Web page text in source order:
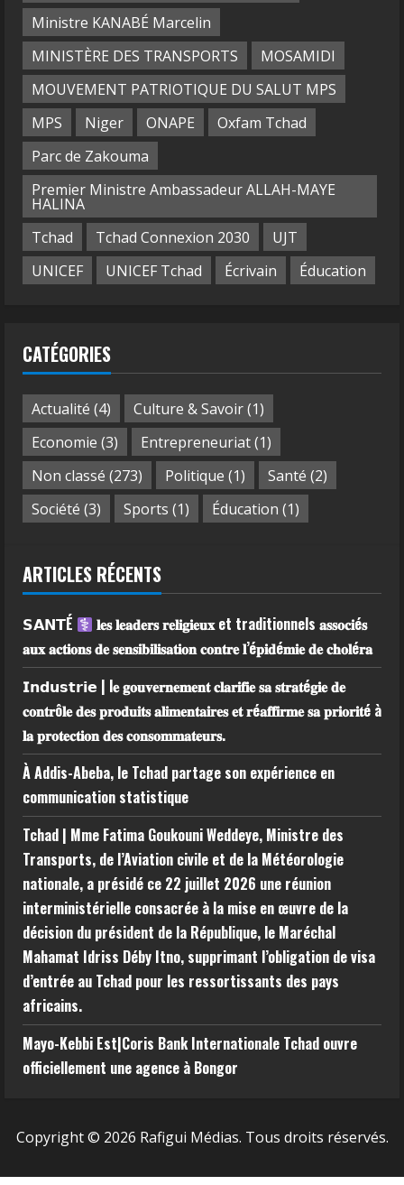
Ministre KANABÉ Marcelin
MINISTÈRE DES TRANSPORTS
MOSAMIDI
MOUVEMENT PATRIOTIQUE DU SALUT MPS
MPS
Niger ONAPE
Oxfam Tchad
Parc de Zakouma
Premier Ministre Ambassadeur ALLAH-MAYE
HALINA
Tchad
Tchad Connexion 2030
UJT
UNICEF
UNICEF Tchad Écrivain Éducation
CATÉGORIES
Actualité (4) Culture & Savoir(1)
Economie (3) Entrepreneuriat(1)
Non classé (273) Politique (1) Santé (2)
Société (3) Sports (1) Éducation (1)
ARTICLES RÉCENTS
𝗦𝗔𝗡𝗧É
𝐥𝐞𝐬 𝐥𝐞𝐚𝐝𝐞𝐫𝐬 𝐫𝐞𝐥𝐢𝐠𝐢𝐞𝐮𝐱 et traditionnels 𝐚𝐬𝐬𝐨𝐜𝐢é𝐬
𝐚𝐮𝐱 𝐚𝐜𝐭𝐢𝐨𝐧𝐬 𝐝𝐞 𝐬𝐞𝐧𝐬𝐢𝐛𝐢𝐥𝐢𝐬𝐚𝐭𝐢𝐨𝐧 𝐜𝐨𝐧𝐭𝐫𝐞 𝐥’é𝐩𝐢𝐝é𝐦𝐢𝐞 𝐝𝐞 𝐜𝐡𝐨𝐥é𝐫𝐚
𝗜𝗻𝗱𝘂𝘀𝘁𝗿𝗶𝗲 | l𝐞 𝐠𝐨𝐮𝐯𝐞𝐫𝐧𝐞𝐦𝐞𝐧𝐭 𝐜𝐥𝐚𝐫𝐢𝐟𝐢𝐞 𝐬𝐚 𝐬𝐭𝐫𝐚𝐭é𝐠𝐢𝐞 𝐝𝐞
𝐜𝐨𝐧𝐭𝐫ô𝐥𝐞 𝐝𝐞𝐬 𝐩𝐫𝐨𝐝𝐮𝐢𝐭𝐬 𝐚𝐥𝐢𝐦𝐞𝐧𝐭𝐚𝐢𝐫𝐞𝐬 𝐞𝐭 𝐫é𝐚𝐟𝐟𝐢𝐫𝐦𝐞 𝐬𝐚 𝐩𝐫𝐢𝐨𝐫𝐢𝐭é à
𝐥𝐚 𝐩𝐫𝐨𝐭𝐞𝐜𝐭𝐢𝐨𝐧 𝐝𝐞𝐬 𝐜𝐨𝐧𝐬𝐨𝐦𝐦𝐚𝐭𝐞𝐮𝐫𝐬.
À Addis-Abeba, le Tchad partage son expérience en
communication statistique
Tchad | Mme Fatima Goukouni Weddeye, Ministre des
Transports, de l’Aviation civile et de la Météorologie
nationale, a présidé ce 22 juillet 2026 une réunion
interministérielle consacrée à la mise en œuvre de la
décision du président de la République, le Maréchal
Mahamat Idriss Déby Itno, supprimant l’obligation de visa
d’entrée au Tchad pour les ressortissants des pays
africains.
Mayo-Kebbi Est|Coris Bank Internationale Tchad ouvre
officiellement une agence à Bongor
Copyright © 2026 Rafigui Médias. Tous droits réservés.